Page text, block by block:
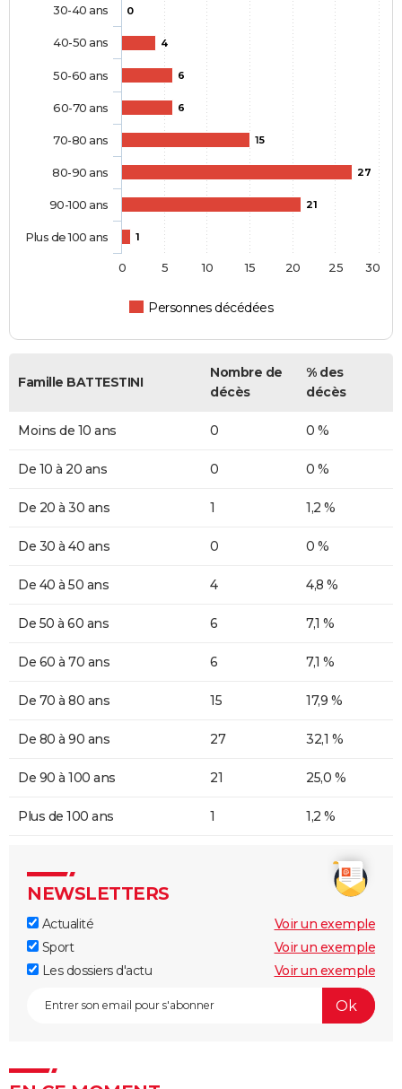
0
4
6
6
15
27
21
1
Personnes décédées
30-40 ans
40-50 ans
50-60 ans
60-70 ans
70-80 ans
80-90 ans
90-100 ans
Plus de 100 ans
0 5 10 15 20 25 30
Famille BATTESTINI
Nombre de
décès
% des
décès
Moins de 10 ans 0 0 %
De 10 à 20 ans 0 0 %
De 20 à 30 ans 1 1,2 %
De 30 à 40 ans 0 0 %
De 40 à 50 ans 4 4,8 %
De 50 à 60 ans 6 7,1 %
De 60 à 70 ans 6 7,1 %
De 70 à 80 ans 15 17,9 %
De 80 à 90 ans 27 32,1 %
De 90 à 100 ans 21 25,0 %
Plus de 100 ans 1 1,2 %
NEWSLETTERS
Actualité
Voir un exemple
Sport
Voir un exemple
Les dossiers d'actu
Voir un exemple